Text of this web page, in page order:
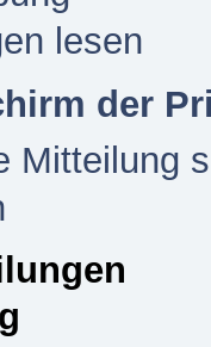
lesen
der
Mitteilung